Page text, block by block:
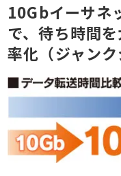
10Gbイーサネ
で、待ち時間
率化 （ジャン